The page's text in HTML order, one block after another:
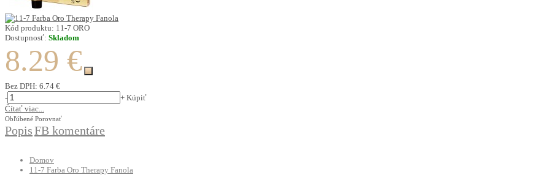
Kód produktu: 11-7 ORO
Dostupnosť: Skladom
8.29 €
Bez DPH: 6.74 €
-
+ Kúpiť
Čítať viac...
Obľúbené Porovnať
PopisFB komentáre
Domov
11-7 Farba Oro Therapy Fanola